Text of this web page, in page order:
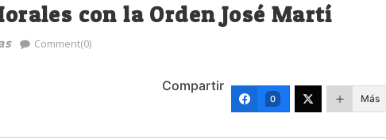
con la Orden José Martí
Comment(0)
Compartir
0 Más